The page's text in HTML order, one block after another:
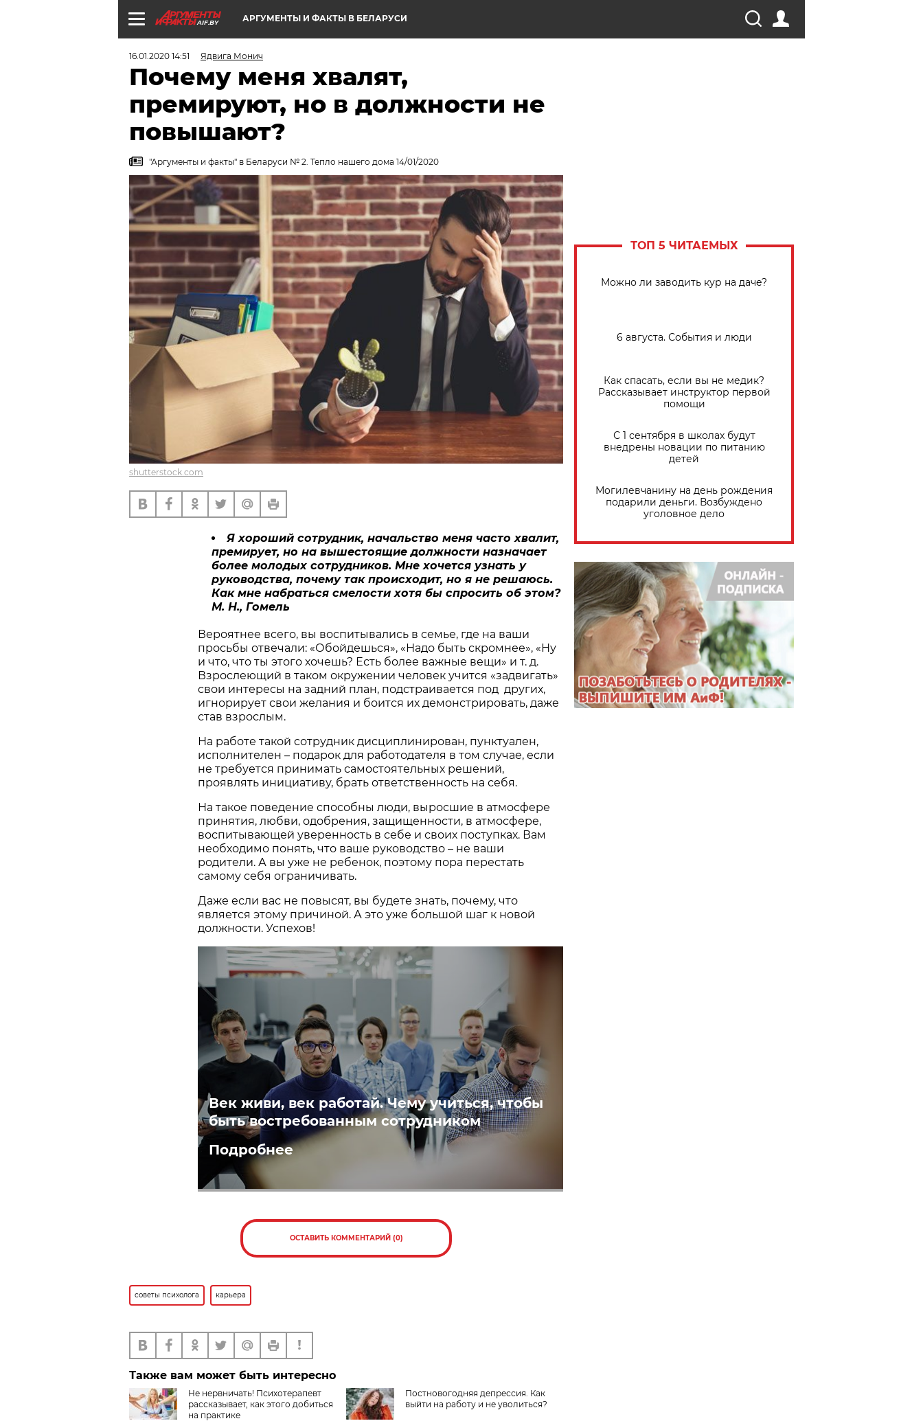
AIF.BY АРГУМЕНТЫ И ФАКТЫ В БЕЛАРУСИ
16.01.2020 14:51 Ядвига Монич
Почему меня хвалят,
премируют, но в должности не
повышают?
"Аргументы и факты" в Беларуси № 2. Тепло нашего дома 14/01/2020
shutterstock.com
Я хороший сотрудник, начальство меня часто хвалит,
премирует, но на вышестоящие должности назначает
более молодых сотрудников. Мне хочется узнать у
руководства, почему так происходит, но я не решаюсь.
Как мне набраться смелости хотя бы спросить об этом?
М. Н., Гомель
Вероятнее всего, вы воспитывались в семье, где на ваши
просьбы отвечали: «Обойдешься», «Надо быть скромнее», «Ну
и что, что ты этого хочешь? Есть более важные вещи» и т. д.
Взрослеющий в таком окружении человек учится «задвигать»
свои интересы на задний план, подстраивается под других,
игнорирует свои желания и боится их демонстрировать, даже
став взрослым.
На работе такой сотрудник дисциплинирован, пунктуален,
исполнителен – подарок для работодателя в том случае, если
не требуется принимать самостоятельных решений,
проявлять инициативу, брать ответственность на себя.
На такое поведение способны люди, выросшие в атмосфере
принятия, любви, одобрения, защищенности, в атмосфере,
воспитывающей уверенность в себе и своих поступках. Вам
необходимо понять, что ваше руководство – не ваши
родители. А вы уже не ребенок, поэтому пора перестать
самому себя ограничивать.
Даже если вас не повысят, вы будете знать, почему, что
является этому причиной. А это уже большой шаг к новой
должности. Успехов!
Век живи, век работай. Чему учиться, чтобы
быть востребованным сотрудником
Подробнее
ОСТАВИТЬ КОММЕНТАРИЙ (0)
советы психолога карьера
Также вам может быть интересно
Не нервничать! Психотерапевт
рассказывает, как этого добиться
на практике
Постновогодняя депрессия. Как
выйти на работу и не уволиться?
ТОП 5 ЧИТАЕМЫХ
Можно ли заводить кур на даче?
6 августа. События и люди
Как спасать, если вы не медик?
Рассказывает инструктор первой
помощи
С 1 сентября в школах будут
внедрены новации по питанию
детей
Могилевчанину на день рождения
подарили деньги. Возбуждено
уголовное дело